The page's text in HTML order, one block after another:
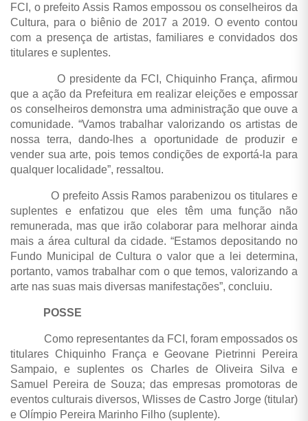
FCI, o prefeito Assis Ramos empossou os conselheiros da
Cultura, para o biênio de 2017 a 2019. O evento contou
com a presença de artistas, familiares e convidados dos
titulares e suplentes.
O presidente da FCI, Chiquinho França, afirmou
que a ação da Prefeitura em realizar eleições e empossar
os conselheiros demonstra uma administração que ouve a
comunidade. “Vamos trabalhar valorizando os artistas de
nossa terra, dando-lhes a oportunidade de produzir e
vender sua arte, pois temos condições de exportá-la para
qualquer localidade”, ressaltou.
O prefeito Assis Ramos parabenizou os titulares e
suplentes e enfatizou que eles têm uma função não
remunerada, mas que irão colaborar para melhorar ainda
mais a área cultural da cidade. “Estamos depositando no
Fundo Municipal de Cultura o valor que a lei determina,
portanto, vamos trabalhar com o que temos, valorizando a
arte nas suas mais diversas manifestações”, concluiu.
POSSE
Como representantes da FCI, foram empossados os
titulares Chiquinho França e Geovane Pietrinni Pereira
Sampaio, e suplentes os Charles de Oliveira Silva e
Samuel Pereira de Souza; das empresas promotoras de
eventos culturais diversos, Wlisses de Castro Jorge (titular)
e Olímpio Pereira Marinho Filho (suplente).